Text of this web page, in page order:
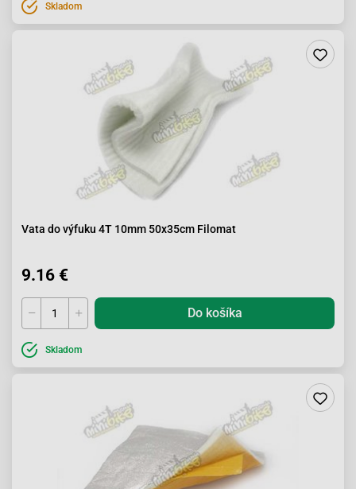
Skladom
Vata do výfuku 4T 10mm 50x35cm Filomat
9.16 €
Do košíka
Skladom